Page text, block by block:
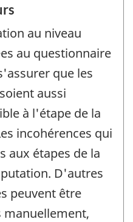
au niveau
au questionnaire
que les
aussi
à l'étape de la
incohérences qui
aux étapes de la
D'autres
peuvent être
manuellement,